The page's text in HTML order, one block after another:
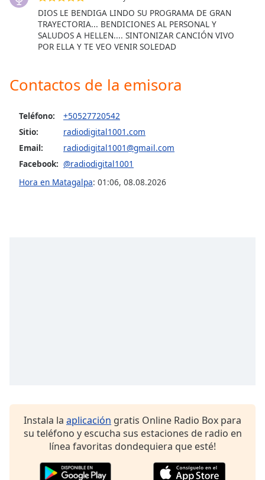
Background
Opacity
Font
dialog
window.
DIOS LE BENDIGA LINDO SU PROGRAMA DE GRAN
TRAYECTORIA... BENDICIONES AL PERSONAL Y
SALUDOS A HELLEN.... SINTONIZAR CANCIÓN VIVO
POR ELLA Y TE VEO VENIR SOLEDAD
Contactos de la emisora
Teléfono:
+50527720542
Sitio:
radiodigital1001.com
Email:
radiodigital1001@gmail.com
Facebook: @radiodigital1001
Hora en Matagalpa: 01:06, 08.08.2026
Instala la aplicación gratis Online Radio Box para
su teléfono y escucha sus estaciones de radio en
línea favoritas dondequiera que esté!